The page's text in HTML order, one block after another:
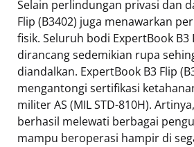
Selain perlindungan privasi dan
Flip (B3402) juga menawarkan
fisik. Seluruh bodi ExpertBook B3
dirancang sedemikian rupa
diandalkan. ExpertBook B3 Flip
mengantongi sertifikasi
militer AS (MIL STD-810H).
berhasil melewati berbagai
mampu beroperasi hampir di